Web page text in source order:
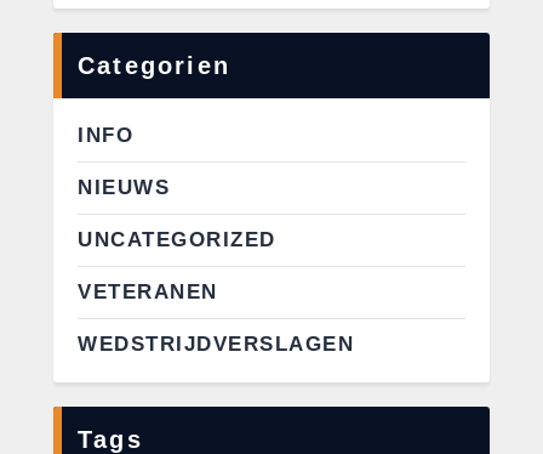
Categorien
INFO
NIEUWS
UNCATEGORIZED
VETERANEN
WEDSTRIJDVERSLAGEN
Tags